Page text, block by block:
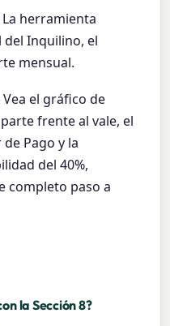
La herramienta
del Inquilino, el
mensual.
Vea el gráfico de
frente al vale, el
Pago y la
del 40%,
completo paso a
la Sección 8?